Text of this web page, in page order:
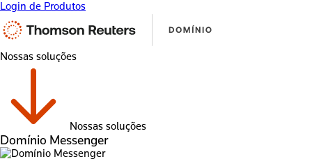
Login de Produtos
Nossas soluções
Nossas soluções
Domínio Messenger